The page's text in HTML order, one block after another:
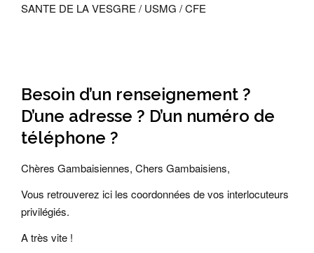
SANTE DE LA VESGRE / USMG / CFE
Besoin d’un renseignement ?
D’une adresse ? D’un numéro de
téléphone ?
Chères Gambaisiennes, Chers Gambaisiens,
Vous retrouverez ici les coordonnées de vos interlocuteurs
privilégiés.
A très vite !